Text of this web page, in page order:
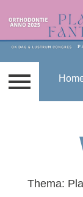
Contact
Thema: